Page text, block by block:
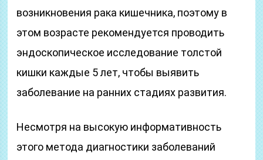
возникновения рака кишечника, поэтому в
этом возрасте рекомендуется проводить
эндоскопическое исследование толстой
кишки каждые 5 лет, чтобы выявить
заболевание на ранних стадиях развития.
Несмотря на высокую информативность
этого метода диагностики заболеваний